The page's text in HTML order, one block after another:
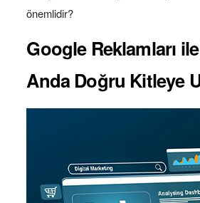
önemlidir?
Google Reklamları
Anda Doğru Kitleye